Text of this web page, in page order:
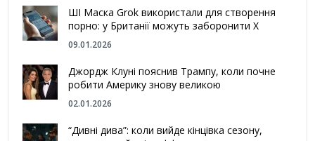
ШІ Маска Grok використали для створення
порно: у Британії можуть заборонити Х
09.01.2026
Джордж Клуні пояснив Трампу, коли почне
робити Америку знову великою
02.01.2026
“Дивні дива”: коли вийде кінцівка сезону,